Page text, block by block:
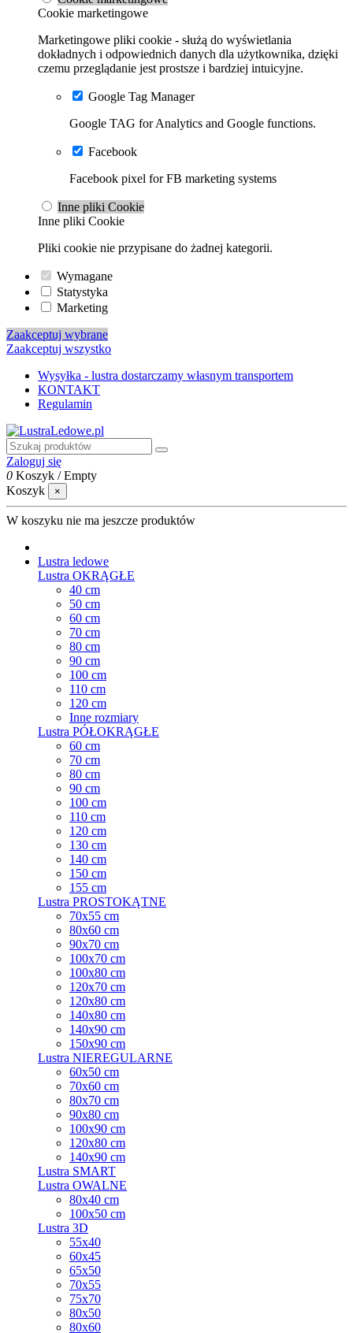
Cookie marketingowe
Marketingowe pliki cookie - służą do wyświetlania
dokładnych i odpowiednich danych dla użytkownika, dzięki
czemu przeglądanie jest prostsze i bardziej intuicyjne.
Google Tag Manager
Google TAG for Analytics and Google functions.
Facebook
Facebook pixel for FB marketing systems
Inne pliki Cookie
Inne pliki Cookie
Pliki cookie nie przypisane do żadnej kategorii.
Wymagane
Statystyka
Marketing
Zaakceptuj wybrane
Zaakceptuj wszystko
Wysyłka - lustra dostarczamy własnym transportem
KONTAKT
Regulamin
Zaloguj się
0 Koszyk /Empty
Koszyk
×
W koszyku nie ma jeszcze produktów
Lustra ledowe
Lustra OKRĄGŁE
40 cm
50 cm
60 cm
70 cm
80 cm
90 cm
100 cm
110 cm
120 cm
Inne rozmiary
Lustra PÓŁOKRĄGŁE
60 cm
70 cm
80 cm
90 cm
100 cm
110 cm
120 cm
130 cm
140 cm
150 cm
155 cm
Lustra PROSTOKĄTNE
70x55 cm
80x60 cm
90x70 cm
100x70 cm
100x80 cm
120x70 cm
120x80 cm
140x80 cm
140x90 cm
150x90 cm
Lustra NIEREGULARNE
60x50 cm
70x60 cm
80x70 cm
90x80 cm
100x90 cm
120x80 cm
140x90 cm
Lustra SMART
Lustra OWALNE
80x40 cm
100x50 cm
Lustra 3D
55x40
60x45
65x50
70x55
75x70
80x50
80x60